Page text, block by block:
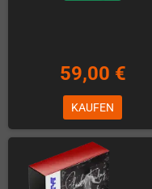
59,00 €
KAUFEN